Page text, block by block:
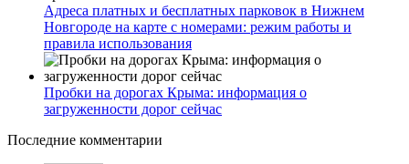
Адреса платных и бесплатных парковок в Нижнем
Новгороде на карте с номерами: режим работы и
правила использования
Пробки на дорогах Крыма: информация о
загруженности дорог сейчас
Последние комментарии